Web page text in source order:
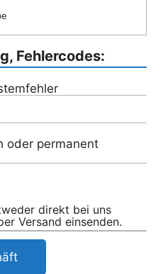
Fehlercodes:
oder permanent
direkt bei uns
Versand einsenden.